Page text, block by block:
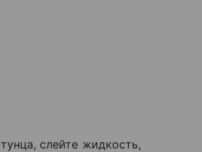
слейте жидкость,